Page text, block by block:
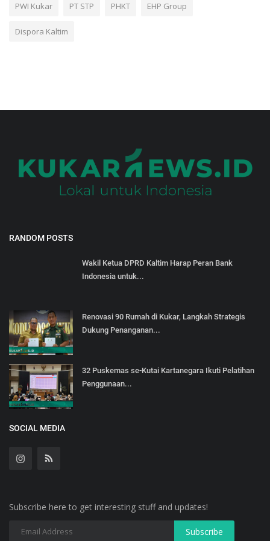
PWI Kukar PT STP PHKT EHP Group
Dispora Kaltim
RANDOM POSTS
Wakil Ketua DPRD Kaltim Harap Peran Bank
Indonesia untuk...
Renovasi 90 Rumah di Kukar, Langkah Strategis
Dukung Penanganan...
32 Puskemas se-Kutai Kartanegara Ikuti Pelatihan
Penggunaan...
SOCIAL MEDIA
Subscribe here to get interesting stuff and updates!